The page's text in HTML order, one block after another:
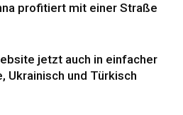
profitiert mit einer Straße
jetzt auch in einfacher
Ukrainisch und Türkisch